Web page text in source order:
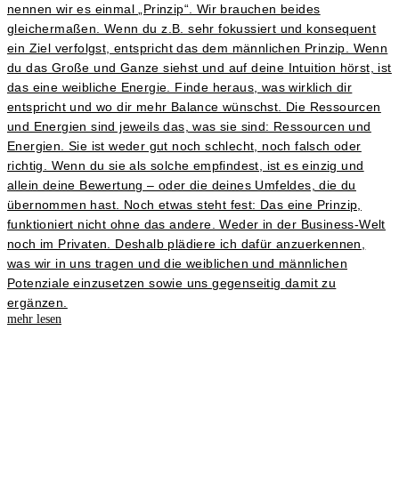
nennen wir es einmal „Prinzip“. Wir brauchen beides
gleichermaßen. Wenn du z.B. sehr fokussiert und konsequent
ein Ziel verfolgst, entspricht das dem männlichen Prinzip. Wenn
du das Große und Ganze siehst und auf deine Intuition hörst, ist
das eine weibliche Energie. Finde heraus, was wirklich dir
entspricht und wo dir mehr Balance wünschst. Die Ressourcen
und Energien sind jeweils das, was sie sind: Ressourcen und
Energien. Sie ist weder gut noch schlecht, noch falsch oder
richtig. Wenn du sie als solche empfindest, ist es einzig und
allein deine Bewertung – oder die deines Umfeldes, die du
übernommen hast. Noch etwas steht fest: Das eine Prinzip,
funktioniert nicht ohne das andere. Weder in der Business-Welt
noch im Privaten. Deshalb plädiere ich dafür anzuerkennen,
was wir in uns tragen und die weiblichen und männlichen
Potenziale einzusetzen sowie uns gegenseitig damit zu
ergänzen.
mehr lesen